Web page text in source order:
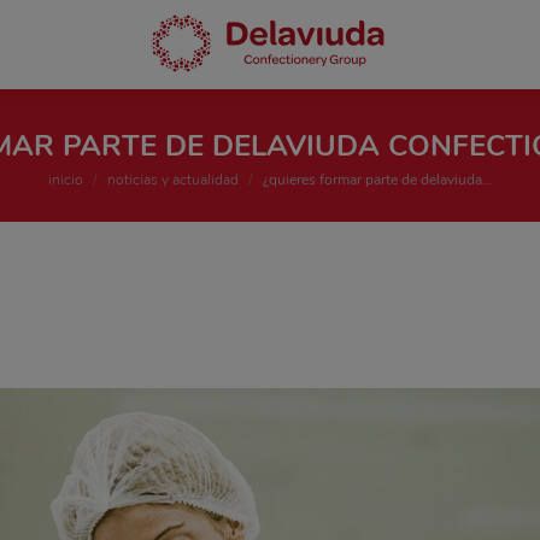
PARTE DE DELAVIUDA
Estás aquí:
inicio noticias y actualidad ¿quieres formar parte de delaviuda…